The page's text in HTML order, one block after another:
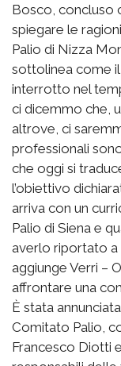
Bosco, concluso
spiegare le
Palio di Nizza
sottolinea come
interrotto nel
ci dicemmo che,
altrove, ci
professionali
che oggi si
l’obiettivo
arriva con un
Palio di Siena e
averlo riportato
aggiunge Verri –
affrontare una
È stata
Comitato Palio,
Francesco Diotti